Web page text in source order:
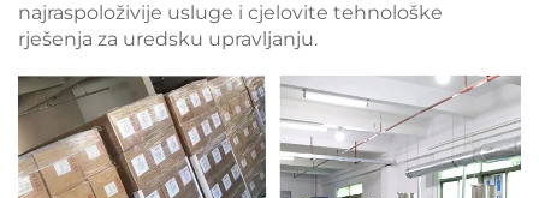
najraspoloživije usluge i cjelovite tehnološke
rješenja za uredsku upravljanju.